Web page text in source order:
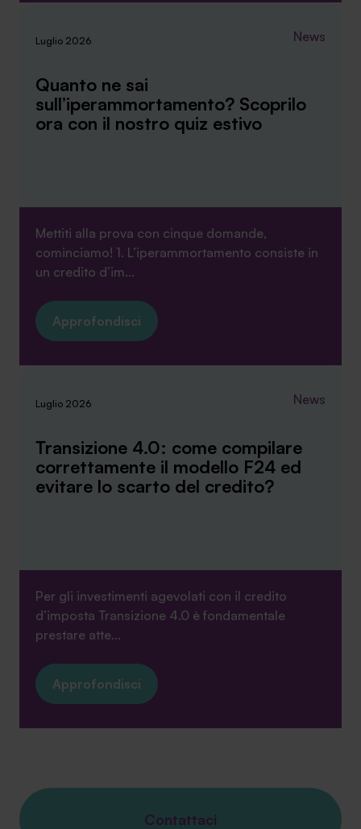
Luglio 2026 News
Quanto ne sai
sull’iperammortamento? Scoprilo
ora con il nostro quiz estivo
Mettiti alla prova con cinque domande,
cominciamo! 1. L’iperammortamento consiste in
un credito d’im...
Approfondisci
Luglio 2026 News
Transizione 4.0: come compilare
correttamente il modello F24 ed
evitare lo scarto del credito?
Per gli investimenti agevolati con il credito
d’imposta Transizione 4.0 è fondamentale
prestare atte...
Approfondisci
Contattaci